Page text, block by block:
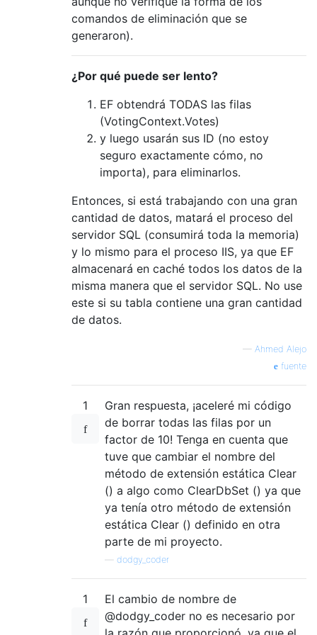
comandos de eliminación que se
generaron).
¿Por qué puede ser lento?
EF obtendrá TODAS las filas
(VotingContext.Votes)
y luego usarán sus ID (no estoy
seguro exactamente cómo, no
importa), para eliminarlos.
Entonces, si está trabajando con una gran
cantidad de datos, matará el proceso del
servidor SQL (consumirá toda la memoria)
y lo mismo para el proceso IIS, ya que EF
almacenará en caché todos los datos de la
misma manera que el servidor SQL. No use
este si su tabla contiene una gran cantidad
de datos.
— Ahmed Alejo
fuente
1
Gran respuesta, ¡aceleré mi código
de borrar todas las filas por un
factor de 10! Tenga en cuenta que
tuve que cambiar el nombre del
método de extensión estática Clear
() a algo como ClearDbSet () ya que
ya tenía otro método de extensión
estática Clear () definido en otra
parte de mi proyecto.
dodgy_coder
1
El cambio de nombre de
@dodgy_coder no es necesario por